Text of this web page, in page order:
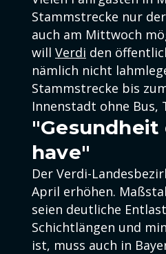
Stammstrecke nur
auch am Mittwoch
will Verdi den
nämlich nicht
Stammstrecke bis
Innenstadt ohne Bus,
have"
Der Verdi-
April erhöhen.
seien deutliche
Schichtlängen und
ist, muss auch in